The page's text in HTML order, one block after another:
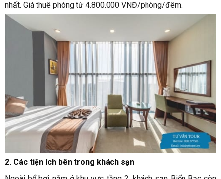
nhất. Giá thuê phòng từ 4.800.000 VNĐ/phòng/đêm.
2. Các tiện ích bên trong khách sạn